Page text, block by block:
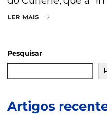
LER MAIS
Pesquisar
Artigos